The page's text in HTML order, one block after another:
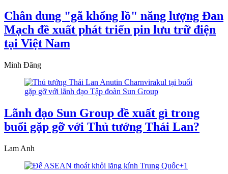
Chân dung "gã khổng lồ" năng lượng Đan
Mạch đề xuất phát triển pin lưu trữ điện
tại Việt Nam
Minh Đăng
Lãnh đạo Sun Group đề xuất gì trong
buổi gặp gỡ với Thủ tướng Thái Lan?
Lam Anh